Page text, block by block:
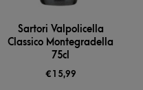
Sartori Valpolicella
Classico Montegradella
75cl
€ 15,99